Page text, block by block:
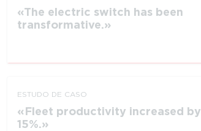
The electric switch has been
transformative.
ESTUDO DE CASO
Fleet productivity increased by
15%.